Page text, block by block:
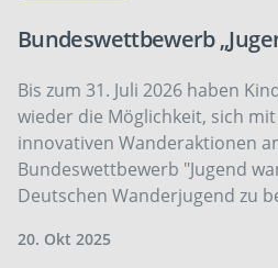
Bundeswettbewerb
Bis zum 31. Juli 2026 haben
wieder die Möglichkeit, sich
innovativen Wanderaktionen
Bundeswettbewerb "Jugend
Deutschen Wanderjugend zu
20. Okt 2025